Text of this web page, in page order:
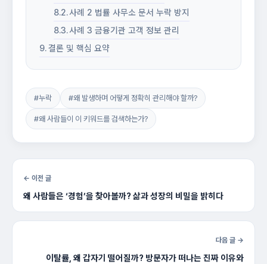
사례 2 법률 사무소 문서 누락 방지
사례 3 금융기관 고객 정보 관리
결론 및 핵심 요약
#누락 #왜 발생하며 어떻게 정확히 관리해야 할까?
#왜 사람들이 이 키워드를 검색하는가?
← 이전 글
왜 사람들은 ‘경험’을 찾아볼까? 삶과 성장의 비밀을 밝히다
다음 글 →
이탈률, 왜 갑자기 떨어질까? 방문자가 떠나는 진짜 이유와